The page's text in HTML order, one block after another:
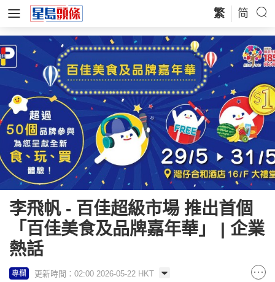
繁 简
李飛帆 - 百佳超級市場 推出首個
「百佳美食及品牌嘉年華」 | 企業
熱話
專欄 更新時間：02:00 2026-05-22 HKT